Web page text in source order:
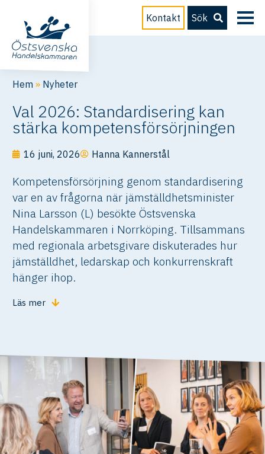
Kontakt Sök
Hem » Nyheter
Val 2026: Standardisering kan
stärka kompetensförsörjningen
16 juni, 2026 Hanna Kannerstål
Kompetensförsörjning genom standardisering
var en av frågorna när jämställdhetsminister
Nina Larsson (L) besökte Östsvenska
Handelskammaren i Norrköping. Tillsammans
med regionala arbetsgivare diskuterades hur
jämställdhet, ledarskap och konkurrenskraft
hänger ihop.
Läs mer